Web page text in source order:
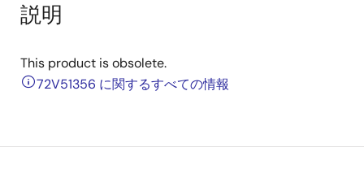
説明
This product is obsolete.
72V51356 に関するすべての情報